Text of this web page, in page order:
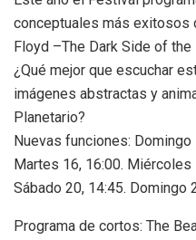
conceptuales más exitosos
Floyd –The Dark Side of the
¿Qué mejor que escuchar
imágenes abstractas y
Planetario?
Nuevas funciones: Domingo
Martes 16, 16:00. Miércoles
Sábado 20, 14:45. Domingo
Programa de cortos: The